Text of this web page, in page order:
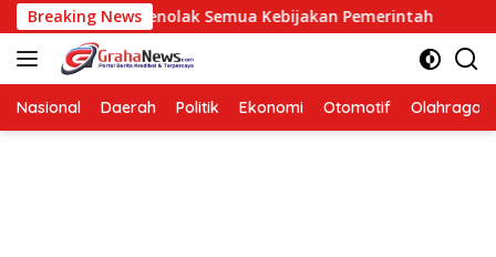
Langsung
ke
konten
Breaking News
Menolak Semua Kebijakan Pemerintah Hendardi:
Nasional Daerah Politik Ekonomi Otomotif Olahraga